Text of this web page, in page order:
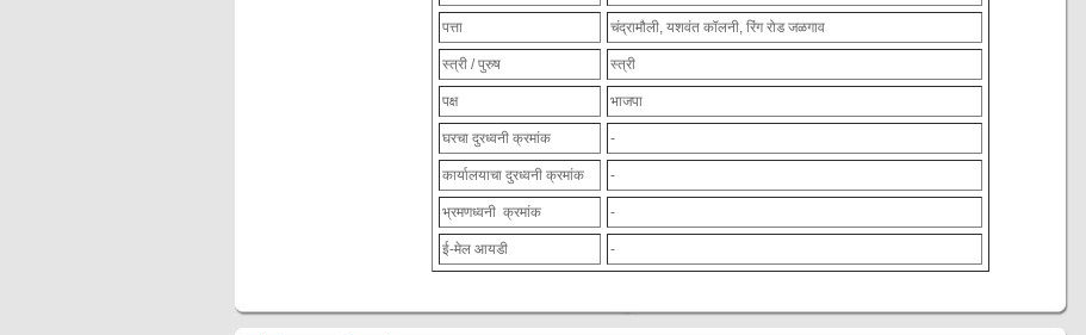
पत्ता चंद्रामौली, यशवंत कॉलनी, रिंग रोड जळगाव
स्त्री / पुरुष स्त्री
पक्ष भाजपा
घरचा दुरध्वनी क्रमांक -
कार्यालयाचा दुरध्वनी क्रमांक -
भ्रमणध्वनी क्रमांक -
ई-मेल आयडी -